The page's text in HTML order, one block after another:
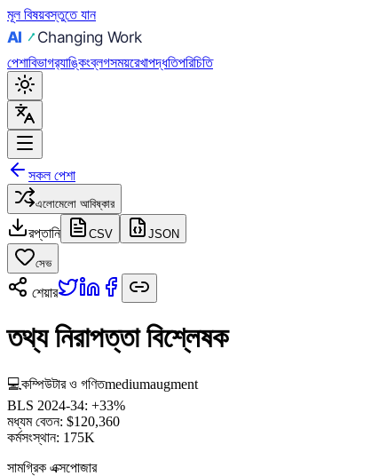
মূল বিষয়বস্তুতে যান
পেশাবিভাগর‍্যাঙ্কিংব্লগসময়রেখাপদ্ধতিপরিচিতি
সকল পেশা
এলোমেলো আবিষ্কার
রপ্তানি CSV JSON
সেভ
শেয়ার
তথ্য নিরাপত্তা বিশ্লেষক
💻কম্পিউটার ও গণিতmediumaugment
BLS 2024-34: +33%
মধ্যম বেতন: $120,360
কর্মসংস্থান: 175K
সামগ্রিক এক্সপোজার